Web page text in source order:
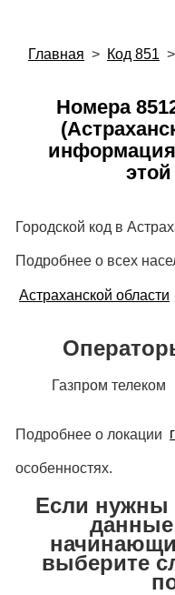
Главная > Код 851 >
Номера
информация
Городской код в
Подробнее о всех
Астраханской области
Газпром телеком
Подробнее о локации
особенностях.
Если нужны
выберите